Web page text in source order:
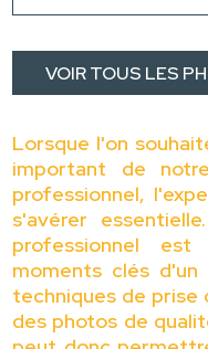
VOIR TOUS LES
Lorsque l'on
important de
professionnel,
s'avérer
professionnel
moments clés
techniques de prise
des photos de